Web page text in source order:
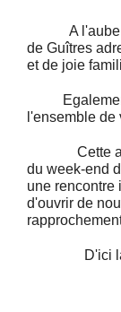
A l'aube de
de Guîtres
et de joie
Egalement,
l'ensemble
Cette
du week-end
une rencontre
d'ouvrir de
D'ici là,